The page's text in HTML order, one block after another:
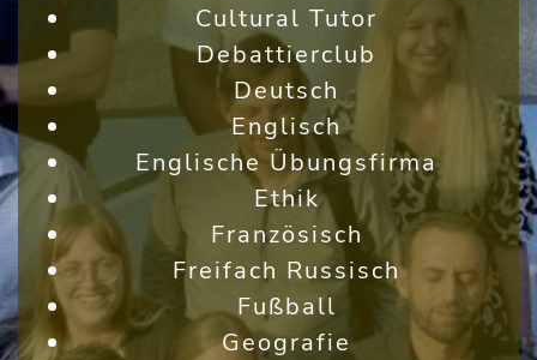
Cultural Tutor
Debattierclub
Deutsch
Englisch
Englische Übungsfirma
Ethik
Französisch
Freifach Russisch
Fußball
Geografie